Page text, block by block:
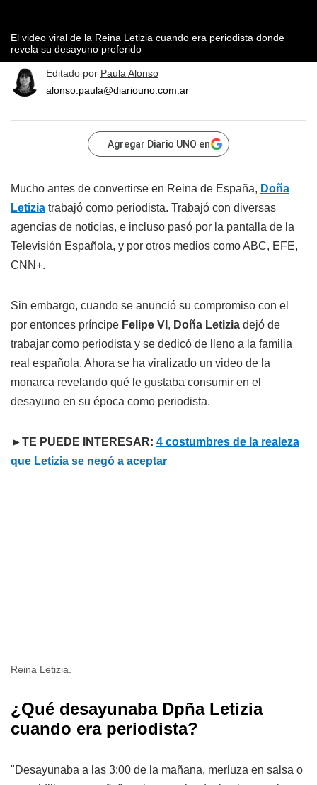
El video viral de la Reina Letizia cuando era periodista donde
revela su desayuno preferido
Editado por Paula Alonso
alonso.paula@diariouno.com.ar
Agregar Diario UNO en
Mucho antes de convertirse en Reina de España, Doña
Letizia trabajó como periodista. Trabajó con diversas
agencias de noticias, e incluso pasó por la pantalla de la
Televisión Española, y por otros medios como ABC, EFE,
CNN+.
Sin embargo, cuando se anunció su compromiso con el
por entonces príncipe Felipe VI , Doña Letizia dejó de
trabajar como periodista y se dedicó de lleno a la familia
real española. Ahora se ha viralizado un video de la
monarca revelando qué le gustaba consumir en el
desayuno en su época como periodista.
►TE PUEDE INTERESAR: 4 costumbres de la realeza
que Letizia se negó a aceptar
Reina Letizia.
¿Qué desayunaba Dpña Letizia
cuando era periodista?
"Desayunaba a las 3:00 de la mañana, merluza en salsa o